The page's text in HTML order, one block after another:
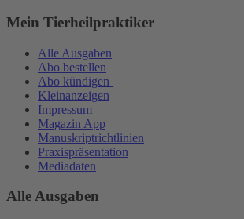
Mein Tierheilpraktiker
Alle Ausgaben
Abo bestellen
Abo kündigen
Kleinanzeigen
Impressum
Magazin App
Manuskriptrichtlinien
Praxispräsentation
Mediadaten
Alle Ausgaben